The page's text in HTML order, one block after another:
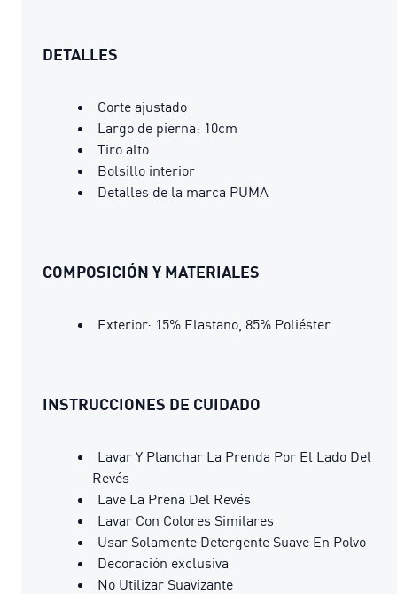
DETALLES
Corte ajustado
Largo de pierna: 10cm
Tiro alto
Bolsillo interior
Detalles de la marca PUMA
COMPOSICIÓN Y MATERIALES
Exterior: 15% Elastano, 85% Poliéster
INSTRUCCIONES DE CUIDADO
Lavar Y Planchar La Prenda Por El Lado Del
Revés
Lave La Prena Del Revés
Lavar Con Colores Similares
Usar Solamente Detergente Suave En Polvo
Decoración exclusiva
No Utilizar Suavizante